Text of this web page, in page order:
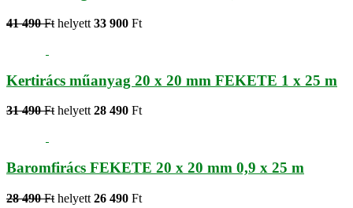
41 490 Ft helyett 33 900 Ft
Kertirács műanyag 20 x 20 mm FEKETE 1 x 25 m
31 490 Fthelyett28 490 Ft
Baromfirács FEKETE 20 x 20 mm 0,9 x 25 m
28 490 Ft helyett 26 490 Ft